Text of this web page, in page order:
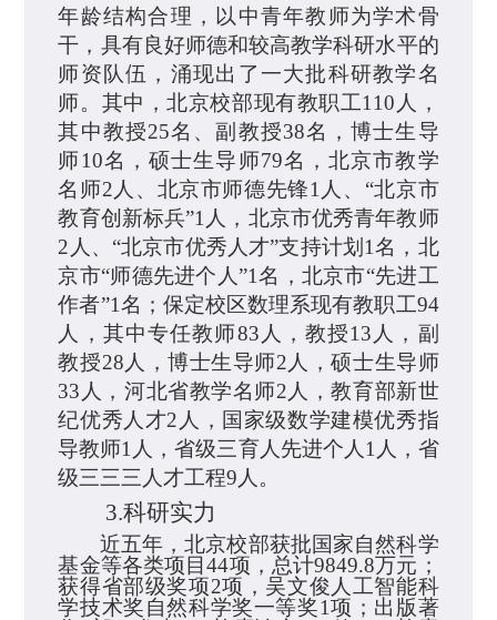
年龄结构合理，以中青年教师为学术骨
干，具有良好师德和较高教学科研水平的
师资队伍，涌现出了一大批科研教学名
师。其中，北京校部现有教职工110 人，
其中教授25名、副教授38名，博士生导
师10名，硕士生导师79名，北京市教学
名师2 人、北京市师德先锋1 人、“北京市
教育创新标兵”1 人，北京市优秀青年教师
2 人、“北京市优秀人才”支持计划 1名，北
京市“师德先进个人”1名，北京市“先进工
作者”1名；保定校区数理系现有教职工94
人，其中专任教师83 人，教授13 人，副
教授28 人，博士生导师2 人，硕士生导师
33 人，河北省教学名师2 人，教育部新世
纪优秀人才2 人，国家级数学建模优秀指
导教师1 人，省级三育人先进个人 1 人，省
级三三三人才工程9 人。
3.科研实力
近五年 ，北京校部获批国家自然科学
基金等各类项目44项，总计9849.8万元；
获得省部级奖项2项，吴文俊人工智能科
学技术奖自然科学奖一等奖1项；出版著